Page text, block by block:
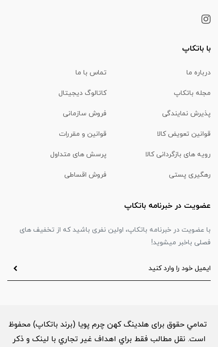
با باتکاپ
درباره ما تماس با ما
مجله باتکاپ کاتالوگ دیجیتال
پذیرش نمایندگی فروش سازمانی
قوانین تعویض کالا قوانین و مقررات
رویه های بازگردانی کالا پرسش های متداول
رهگیری پستی فروش اقساطی
عضویت در خبرنامه باتکاپ
با عضویت در خبرنامه باتکاپ، اولین نفری باشید که از تخفیف های
فصلی باخبر میشوید!
تمامي حقوق برای هلدینگ کهن چرم پویا (برند باتکاپ) محفوظ
است. نقل مطالب فقط براي اهداف غير تجاري با لینک و ذکر